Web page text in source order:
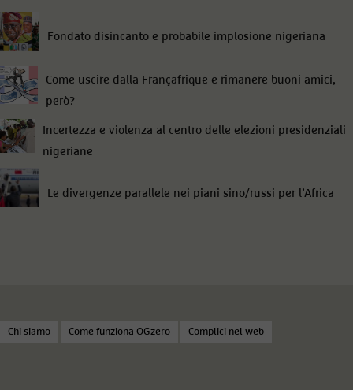
Fondato disincanto e probabile implosione nigeriana
Come uscire dalla Françafrique e rimanere buoni amici,
però?
Incertezza e violenza al centro delle elezioni presidenziali
nigeriane
Le divergenze parallele nei piani sino/russi per l’Africa
Chi siamo Come funziona OGzero Complici nel web